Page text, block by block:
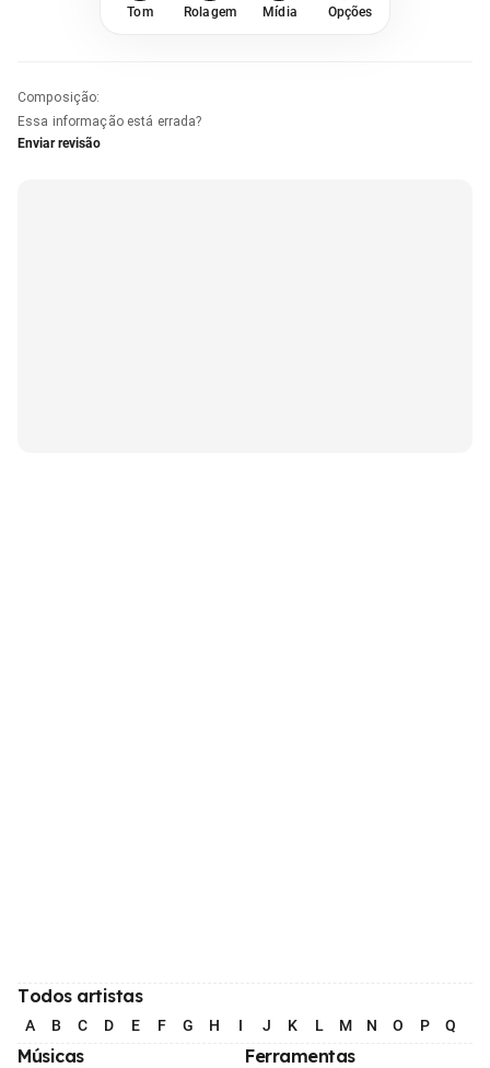
Tom Rolagem Mídia Opções
Composição:
Essa informação está errada?
Enviar revisão
Todos artistas
A B C D E F G H I J K L M N O P Q
Músicas Ferramentas